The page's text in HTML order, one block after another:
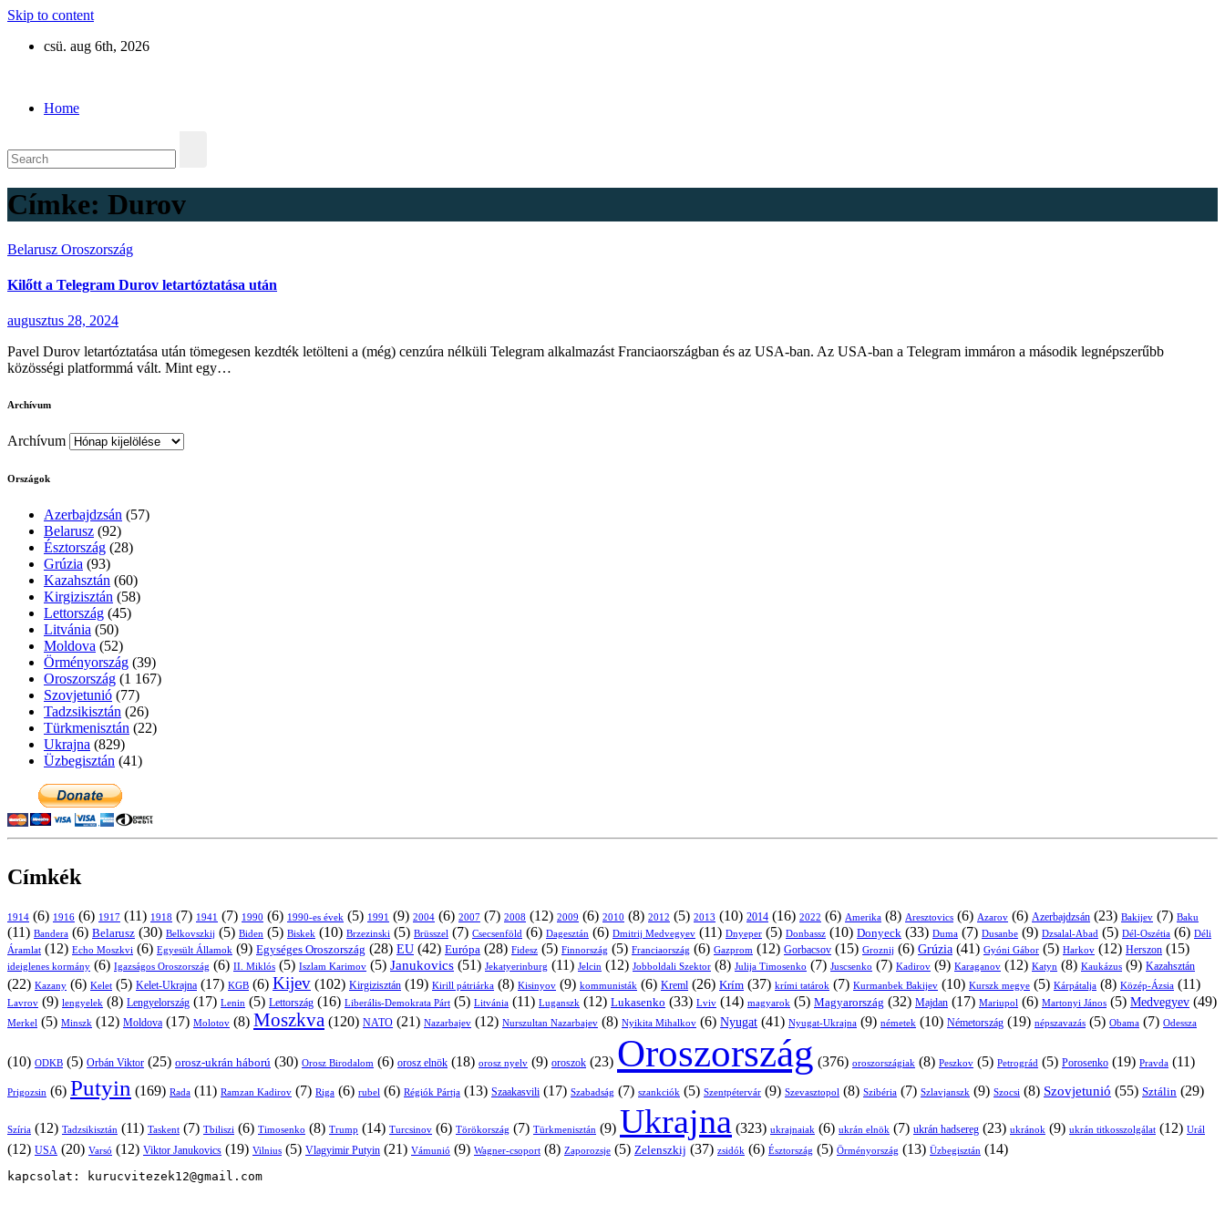
Skip to content
csü. aug 6th, 2026
Home
Címke: Durov
Belarusz Oroszország
Kilőtt a Telegram Durov letartóztatása után
augusztus 28, 2024
Pavel Durov letartóztatása után tömegesen kezdték letölteni a (még) cenzúra nélküli Telegram alkalmazást Franciaországban és az USA-ban. Az USA-ban a Telegram immáron a második legnépszerűbb
közösségi platformmá vált. Mint egy…
Archívum
Archívum
Országok
Azerbajdzsán (57)
Belarusz (92)
Észtország (28)
Grúzia (93)
Kazahsztán (60)
Kirgizisztán (58)
Lettország (45)
Litvánia (50)
Moldova (52)
Örményország (39)
Oroszország (1 167)
Szovjetunió (77)
Tadzsikisztán (26)
Türkmenisztán (22)
Ukrajna (829)
Üzbegisztán (41)
Címkék
1914 (6) 1916 (6) 1917 (11) 1918 (7) 1941 (7) 1990 (6) 1990-es évek (5) 1991 (9) 2004 (6) 2007 (7) 2008 (12) 2009 (6) 2010 (8) 2012 (5) 2013 (10) 2014 (16) 2022 (6) Amerika (8) Aresztovics (6) Azarov (6) Azerbajdzsán (23) Bakijev (7) Baku
(11) Bandera (6) Belarusz (30) Belkovszkij (5) Biden (5) Biskek (10) Brzezinski (5) Brüsszel (7) Csecsenföld (6) Dagesztán (6) Dmitrij Medvegyev (11) Dnyeper (5) Donbassz (10) Donyeck (33) Duma (7) Dusanbe (9) Dzsalal-Abad (5) Dél-Oszétia (6) Déli
Áramlat (12) Echo Moszkvi (6) Egyesült Államok (9) Egységes Oroszország (28) EU (42) Európa (28) Fidesz (5) Finnország (5) Franciaország (6) Gazprom (12) Gorbacsov (15) Groznij (6) Grúzia (41) Gyóni Gábor (5) Harkov (12) Herszon (15)
ideiglenes kormány (6) Igazságos Oroszország (6) II. Miklós (5) Iszlam Karimov (5) Janukovics (51) Jekatyerinburg (11) Jelcin (12) Jobboldali Szektor (8) Julija Timosenko (7) Juscsenko (7) Kadirov (9) Karaganov (12) Katyn (8) Kaukázus (9) Kazahsztán
(22) Kazany (6) Kelet (5) Kelet-Ukrajna (17) KGB (6) Kijev (102) Kirgizisztán (19) Kirill pátriárka (8) Kisinyov (9) kommunisták (6) Kreml (26) Krím (37) krími tatárok (7) Kurmanbek Bakijev (10) Kurszk megye (5) Kárpátalja (8) Közép-Ázsia (11)
Lavrov (9) lengyelek (8) Lengyelország (17) Lenin (5) Lettország (16) Liberális-Demokrata Párt (5) Litvánia (11) Luganszk (12) Lukasenko (33) Lviv (14) magyarok (5) Magyarország (32) Majdan (17) Mariupol (6) Martonyi János (5) Medvegyev (49)
Merkel (5) Minszk (12) Moldova (17) Molotov (8) Moszkva (120) NATO (21) Nazarbajev (12) Nurszultan Nazarbajev (8) Nyikita Mihalkov (6) Nyugat (41) Nyugat-Ukrajna (9) németek (10) Németország (19) népszavazás (5) Obama (7) Odessza
(10) ODKB (5) Orbán Viktor (25) orosz-ukrán háború (30) Orosz Birodalom (6) orosz elnök (18) orosz nyelv (9) oroszok (23) Oroszország (376) oroszországiak (8) Peszkov (5) Petrográd (5) Porosenko (19) Pravda (11)
Prigozsin (6) Putyin (169) Rada (11) Ramzan Kadirov (7) Riga (6) rubel (6) Régiók Pártja (13) Szaakasvili (17) Szabadság (7) szankciók (5) Szentpétervár (9) Szevasztopol (8) Szibéria (7) Szlavjanszk (9) Szocsi (8) Szovjetunió (55) Sztálin (29)
Szíria (12) Tadzsikisztán (11) Taskent (7) Tbiliszi (6) Timosenko (8) Trump (14) Turcsinov (6) Törökország (7) Türkmenisztán (9) Ukrajna (323) ukrajnaiak (6) ukrán elnök (7) ukrán hadsereg (23) ukránok (9) ukrán titkosszolgálat (12) Urál
(12) USA (20) Varsó (12) Viktor Janukovics (19) Vilnius (5) Vlagyimir Putyin (21) Vámunió (9) Wagner-csoport (8) Zaporozsje (5) Zelenszkij (37) zsidók (6) Észtország (5) Örményország (13) Üzbegisztán (14)
kapcsolat: kurucvitezek12@gmail.com